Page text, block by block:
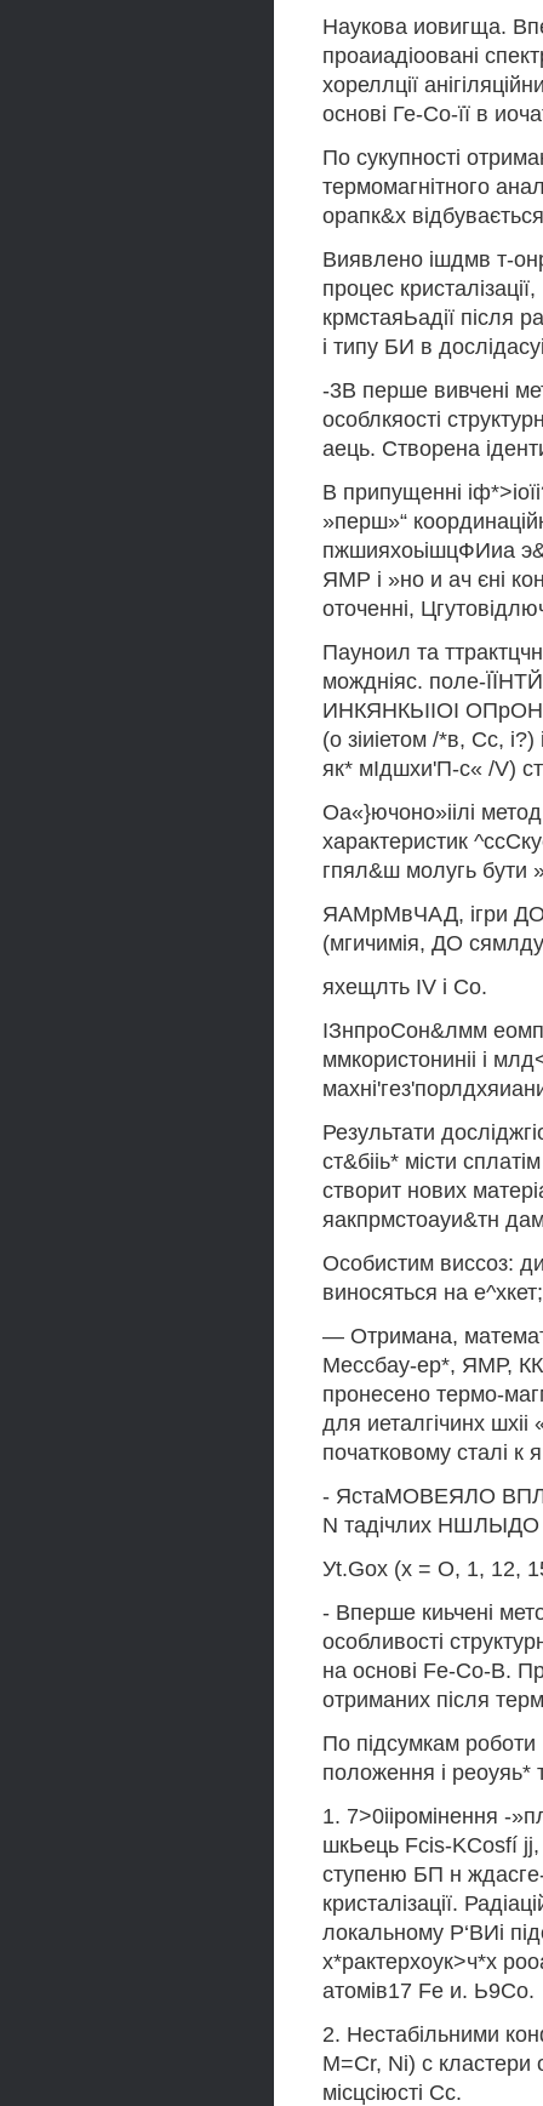
Наукова иовигща.
проаиадіоовані
хореллції
основі Ге-Со-її в
По сукупності
термомагнітного
орапк&х
Виявлено ішдмв т-
процес
крмстаяЬадії після
і типу БИ в
-3В перше вивчені
особлкяості
аець. Створена
В припущенні
»перш»“
пжшияхоьішцФИиа
ЯМР і »но и ач єні
оточенні,
Пауноил та
мождніяс. поле-
ИНКЯНКЬІІОІ
(о зіиіетом /*в, Сс,
як* мІдшхи'П-с« /V)
Оа«}ючоно»іілі
характеристик
гпял&ш молугь бути
ЯАМрМвЧАД, ігри
(мгичимія, ДО
яхещлть IV і Со.
ІЗнпроСон&лмм
ммкористониніі і
Результати
ст&бііь* місти
створит нових
яакпрмстоауи&тн
Особистим виссоз:
виносяться на
— Отримана,
Мессбау-ер*, ЯМР,
пронесено термо-
для иеталгічинх
початковому сталі к
- ЯстаМОВЕЯЛО
N тадічлих НШЛЫДО
Уt.Gox (x = O, 1, 12,
- Вперше киьчені
особливості
на основі Fe-Co-B.
отриманих після
По підсумкам роботи
положення і реоуяь*
1. 7>0ііромінення -
шкЬець Fcis-KCosfí jj,
ступеню БП н ждасге-
кристалізації.
локальному Р‘ВИі
х*рактерхоук>ч*х
атомів17 Fe и. Ь9Со.
2. Нестабільними
M=Cr, Ni) с кластери
місцсіюсті Сс.